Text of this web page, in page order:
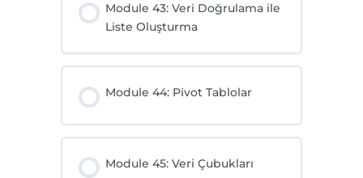
Module 43: Veri Doğrulama ile
Liste Oluşturma
Module 44: Pivot Tablolar
Module 45: Veri Çubukları